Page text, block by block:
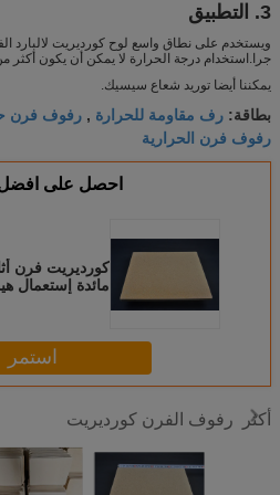
3. التطبيق
ويستخدم على نطاق واسع لوح كورديريت لالبارد
جرا.استخدام درجة الحرارة لا يمكن أن يكون أكثر من 1300
يمكننا أيضا توريد شعاع سيسيك.
بطاقة: رف مقاومة للحرارة , رفوف فرن
رفوف فرن الحرارية
احصل على
كورديريت فرن
مائدة إستعمال
استمر
أكثر رفوف الفرن كورديريت